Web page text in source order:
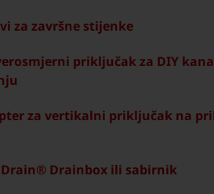
za završne stijenke
priključak za DIY
za vertikalni priključak na
Drainbox ili sabirnik